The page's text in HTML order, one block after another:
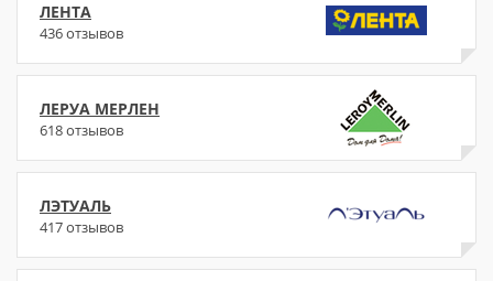
ЛЕНТА
436 отзывов
ЛЕРУА МЕРЛЕН
618 отзывов
ЛЭТУАЛЬ
417 отзывов